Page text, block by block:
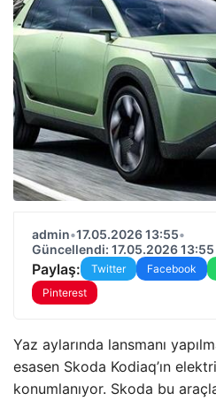
admin•17.05.2026 13:55•
Güncellendi: 17.05.2026 13:55
Paylaş: Twitter Facebook
Pinterest
Yaz aylarında lansmanı
esasen Skoda Kodiaq’ın
konumlanıyor. Skoda bu